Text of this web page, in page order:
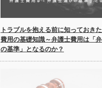
トラブルを抱える前に知っておき
費用の基礎知識～弁護士費用は「
の基準」となるのか？